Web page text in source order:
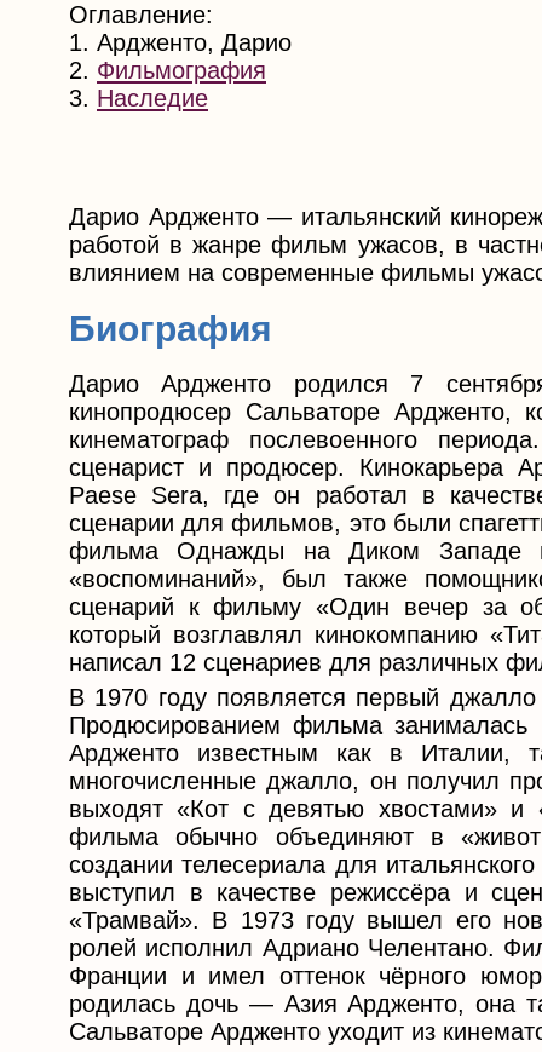
Оглавление:
1. Ардженто, Дарио
2. Фильмография
3. Наследие
Дарио Ардженто — итальянский
работой в жанре фильм ужасов, в
влиянием на современные фильмы
Биография
Дарио Ардженто родился 7
кинопродюсер Сальваторе Ардженто,
кинематограф послевоенного
сценарист и продюсер. Кинокарьера
Paese Sera, где он работал в
сценарии для фильмов, это были
фильма Однажды на Диком Западе
«воспоминаний», был также
сценарий к фильму «Один вечер за
который возглавлял кинокомпанию
написал 12 сценариев для различных
В 1970 году появляется первый
Продюсированием фильма
Ардженто известным как в Италии,
многочисленные джалло, он получил
выходят «Кот с девятью хвостами»
фильма обычно объединяют в
создании телесериала для
выступил в качестве режиссёра и
«Трамвай». В 1973 году вышел его
ролей исполнил Адриано Челентано.
Франции и имел оттенок чёрного
родилась дочь — Азия Ардженто, она
Сальваторе Ардженто уходит из